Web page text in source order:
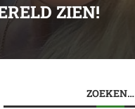
ZIEN!
ZOEKEN…